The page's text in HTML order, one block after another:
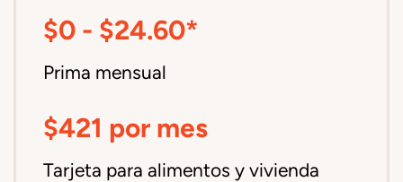
$0 - $24.60*
Prima mensual
$421 por mes
Tarjeta para alimentos y vivienda